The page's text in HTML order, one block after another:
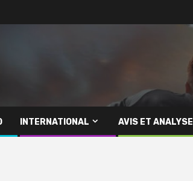
INTERNATIONAL AVIS ET ANALYSE